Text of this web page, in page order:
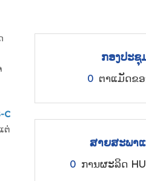
C
ຕ່
ກອງປະ
0 ຕາແມັດຂອ
ສາຍສະພາ
0 ການຜະລິດ